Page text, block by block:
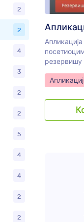
резервишу
још много
управљаш
галеријом,
за свој
бесплатне
преузму
заказују
дају
Иди на
2
2
4
3
2
2
5
4
4
2
2